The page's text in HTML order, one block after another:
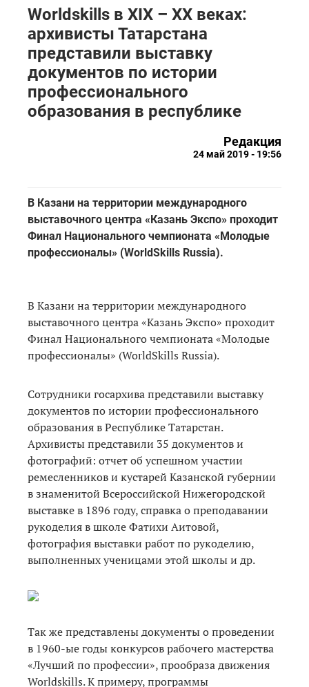
Worldskills в XIX – XX веках:
архивисты Татарстана
представили выставку
документов по истории
профессионального
образования в республике
Редакция
24 май 2019 - 19:56
В Казани на территории международного
выставочного центра «Казань Экспо» проходит
Финал Национального чемпионата «Молодые
профессионалы» (WorldSkills Russia).
В Казани на территории международного
выставочного центра «Казань Экспо» проходит
Финал Национального чемпионата «Молодые
профессионалы» (WorldSkills Russia).
Сотрудники госархива представили выставку
документов по истории профессионального
образования в Республике Татарстан.
Архивисты представили 35 документов и
фотографий: отчет об успешном участии
ремесленников и кустарей Казанской губернии
в знаменитой Всероссийской Нижегородской
выставке в 1896 году, справка о преподавании
рукоделия в школе Фатихи Аитовой,
фотография выставки работ по рукоделию,
выполненных ученицами этой школы и др.
Так же представлены документы о проведении
в 1960-ые годы конкурсов рабочего мастерства
«Лучший по профессии», прообраза движения
Worldskills. К примеру, программы